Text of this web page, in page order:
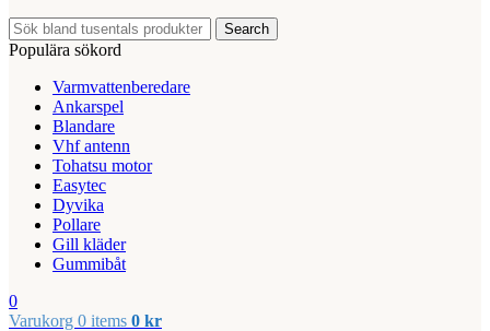
Search
Populära sökord
Varmvattenberedare
Ankarspel
Blandare
Vhf antenn
Tohatsu motor
Easytec
Dyvika
Pollare
Gill kläder
Gummibåt
0
Varukorg 0 items 0 kr